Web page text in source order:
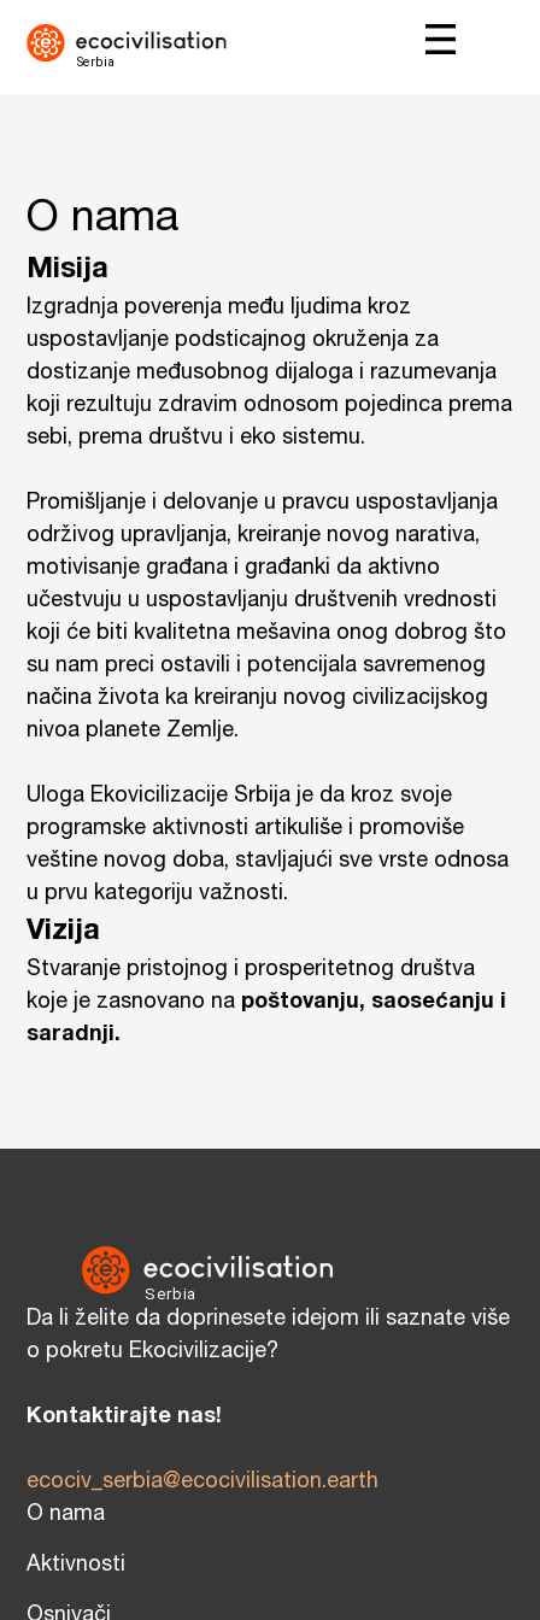
O nama
Misija
Izgradnja poverenja među ljudima kroz
uspostavljanje podsticajnog okruženja za
dostizanje međusobnog dijaloga i razumevanja
koji rezultuju zdravim odnosom pojedinca prema
sebi, prema društvu i eko sistemu.
Promišljanje i delovanje u pravcu uspostavljanja
održivog upravljanja, kreiranje novog narativa,
motivisanje građana i građanki da aktivno
učestvuju u uspostavljanju društvenih vrednosti
koji će biti kvalitetna mešavina onog dobrog što
su nam preci ostavili i potencijala savremenog
načina života ka kreiranju novog civilizacijskog
nivoa planete Zemlje.
Uloga Ekovicilizacije Srbija je da kroz svoje
programske aktivnosti artikuliše i promoviše
veštine novog doba, stavljajući sve vrste odnosa
u prvu kategoriju važnosti.
Vizija
Stvaranje pristojnog i prosperitetnog društva
koje je zasnovano na poštovanju, saosećanju i
saradnji.
Da li želite da doprinesete idejom ili saznate više
o pokretu Ekocivilizacije?
Kontaktirajte nas!
ecociv_serbia@ecocivilisation.earth
O nama
Aktivnosti